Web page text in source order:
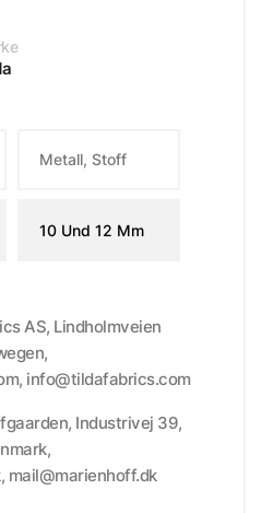
Metall, Stoff
10 Und 12 Mm
AS, Lindholmveien
info@tildafabrics.com
Industrivej 39,